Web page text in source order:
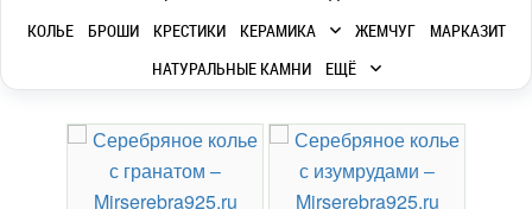
КОЛЬЕ
БРОШИ КРЕСТИКИ КЕРАМИКА ЖЕМЧУГ
МАРКАЗИТ
НАТУРАЛЬНЫЕ КАМНИ
ЕЩЁ